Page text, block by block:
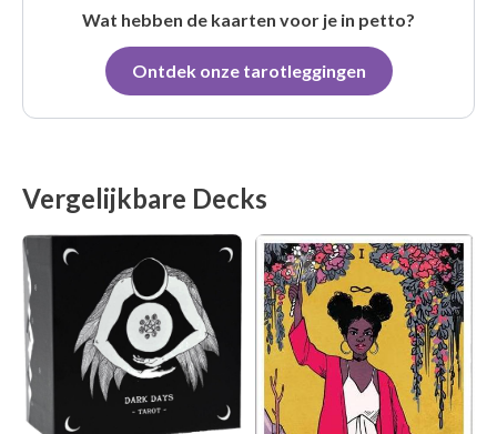
Wat hebben de kaarten voor je in petto?
Ontdek onze tarotleggingen
Vergelijkbare Decks